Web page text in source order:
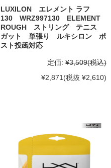
LUXILON エレメント ラフ
130 WRZ997130 ELEMENT
ROUGH ストリング テニス
ガット 単張り ルキシロン ポ
スト投函対応
定価: ¥3,509(税込)
¥2,871(税抜 ¥2,610)